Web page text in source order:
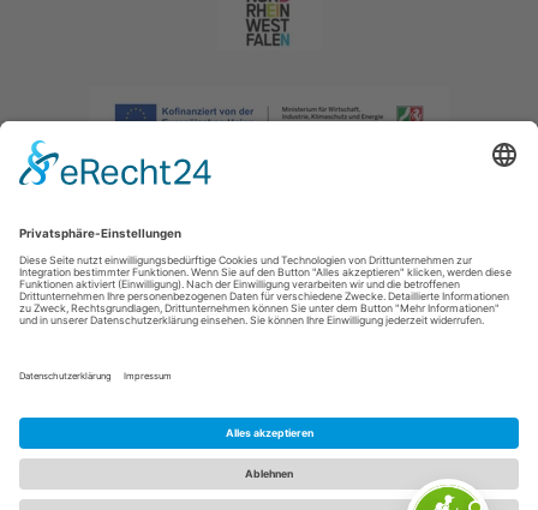
Impressum|Datenschutzerklärung|Barrierefreiheitserklärung
E: info@sauerland.com
Cookie-Einstellungen